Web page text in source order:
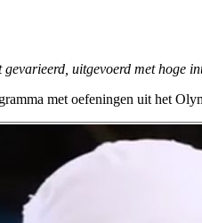
uitgevoerd met hoge
met oefeningen uit het